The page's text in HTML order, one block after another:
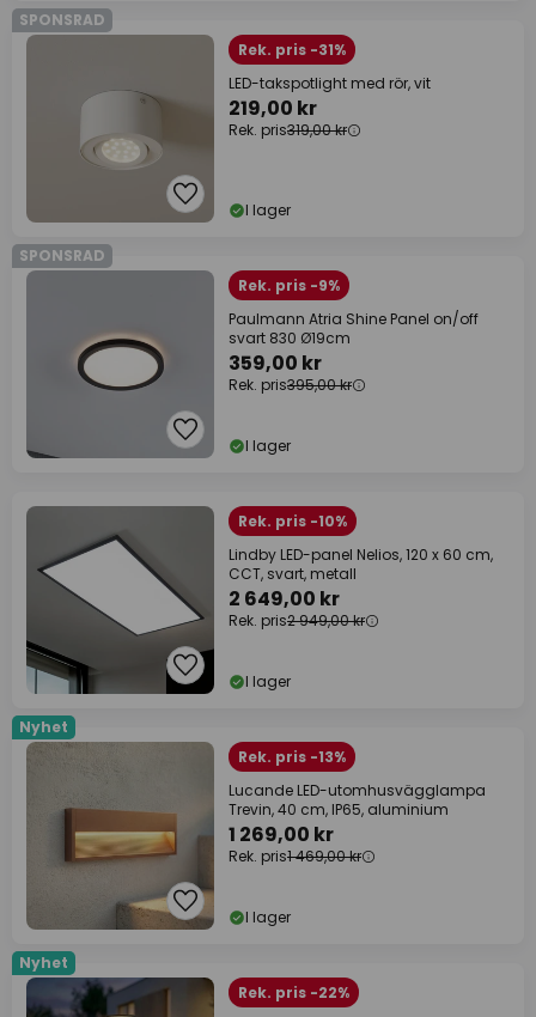
SPONSRAD
Rek. pris -31%
LED-takspotlight med rör, vit
219,00 kr
Rek. pris319,00 kr
I lager
SPONSRAD
Rek. pris -9%
Paulmann Atria Shine Panel on/off
svart 830 Ø19cm
359,00 kr
Rek. pris395,00 kr
I lager
Rek. pris -10%
Lindby LED-panel Nelios, 120 x 60 cm,
CCT, svart, metall
2 649,00 kr
Rek. pris2 949,00 kr
I lager
Nyhet
Rek. pris -13%
Lucande LED-utomhusvägglampa
Trevin, 40 cm, IP65, aluminium
1 269,00 kr
Rek. pris1 469,00 kr
I lager
Nyhet
Rek. pris -22%